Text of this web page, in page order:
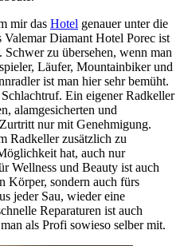
mir das Hotel genauer unter die
Diamant Hotel Porec ist
zu übersehen, wenn man
Läufer, Mountainbiker und
ist man hier sehr bemüht.
Ein eigener Radkeller
alamgesicherten und
nur mit Genehmigung.
Radkeller zusätzlich zu
hat, auch nur
Wellness und Beauty ist auch
Körper, sondern auch fürs
jeder Sau, wieder eine
Reparaturen ist auch
als Profi sowieso selber mit.